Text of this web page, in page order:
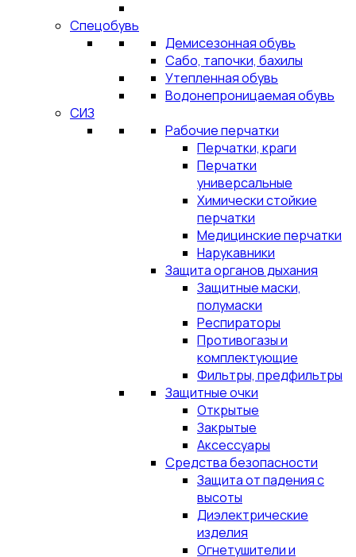
Спецобувь
Демисезонная обувь
Сабо, тапочки, бахилы
Утепленная обувь
Водонепроницаемая обувь
СИЗ
Рабочие перчатки
Перчатки, краги
Перчатки
универсальные
Химически стойкие
перчатки
Медицинские перчатки
Нарукавники
Защита органов дыхания
Защитные маски,
полумаски
Респираторы
Противогазы и
комплектующие
Фильтры, предфильтры
Защитные очки
Открытые
Закрытые
Аксессуары
Средства безопасности
Защита от падения с
высоты
Диэлектрические
изделия
Огнетушители и